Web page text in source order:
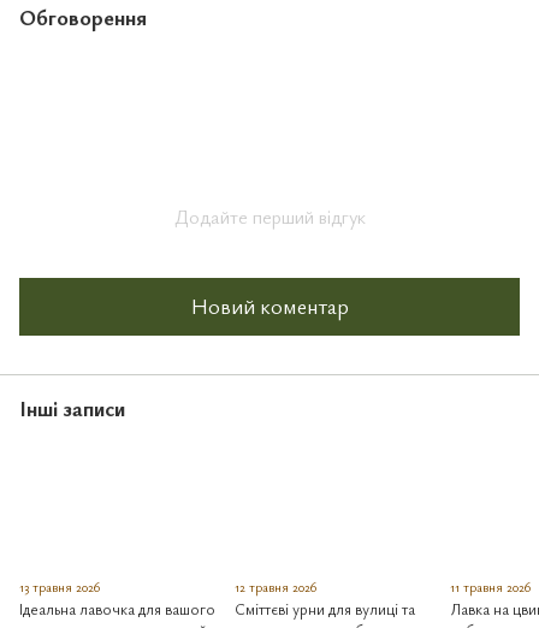
Обговорення
Додайте перший відгук
Новий коментар
Інші записи
13 травня 2026
Ідеальна лавочка для вашого
12 травня 2026
Сміттєві урни для вулиці та
11 травня 2026
Лавка на